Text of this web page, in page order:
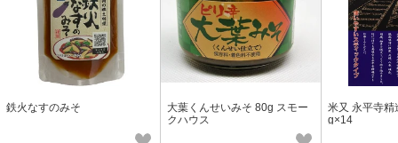
鉄火なすのみそ
大葉くんせいみそ 80g スモー
クハウス
米又 永平寺
g×14